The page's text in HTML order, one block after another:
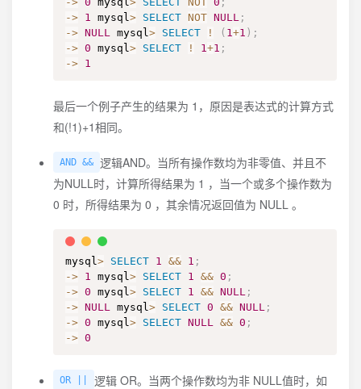
-> 1 mysql> SELECT NOT NULL ;
-> NULL mysql> SELECT ! ( 1+1 ) ;
-> 0 mysql> SELECT ! 1+1 ;
-> 1
最后一个例子产生的结果为 1，原因是表达式的计算方式
和(!1)+1相同。
AND && 逻辑AND。当所有操作数均为非零值、并且不
为NULL时，计算所得结果为 1 ，当一个或多个操作数为
0 时，所得结果为 0 ，其余情况返回值为 NULL 。
mysql> SELECT 1 && 1 ;
-> 1 mysql> SELECT 1 && 0 ;
-> 0 mysql> SELECT 1 && NULL ;
-> NULL mysql> SELECT 0 && NULL ;
-> 0 mysql> SELECT NULL && 0 ;
-> 0
OR ||
逻辑 OR。当两个操作数均为非 NULL值时，如